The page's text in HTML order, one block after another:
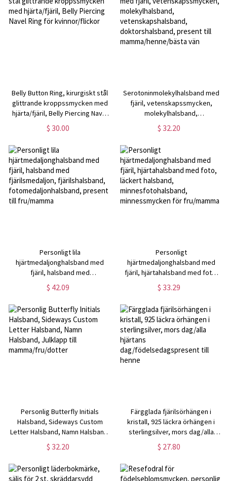
Belly Button Ring, kirurgiskt stål
glittrande kroppssmycken med
hjärta/fjäril, Belly Piercing Navel
Ring för kvinnor/flickor
$ 30.00
Serotoninmolekylhalsband med
fjäril, vetenskapssmycken,
molekylhalsband,
vetenskapshalsband,
doktorshalsband, present till
$ 32.20
Personligt lila
hjärtmedaljonghalsband med
fjäril, halsband med
fjärilsmedaljon, fjärilshalsband,
fotomedaljonhalsband, present
$ 42.09
Personligt
hjärtmedaljonghalsband med
fjäril, hjärtahalsband med foto,
läckert halsband,
minnesfotohalsband,
minnessmycken för fru/mamma
$ 33.29
Personlig Butterfly Initials
Halsband, Sideways Custom
Letter Halsband, Namn Halsband,
Julklapp till mamma/fru/dotter
$ 32.20
Färgglada fjärilsörhängen i
kristall, 925 läckra örhängen i
sterlingsilver, mors dag/alla
hjärtans
dag/födelsedagspresent till
$ 27.80